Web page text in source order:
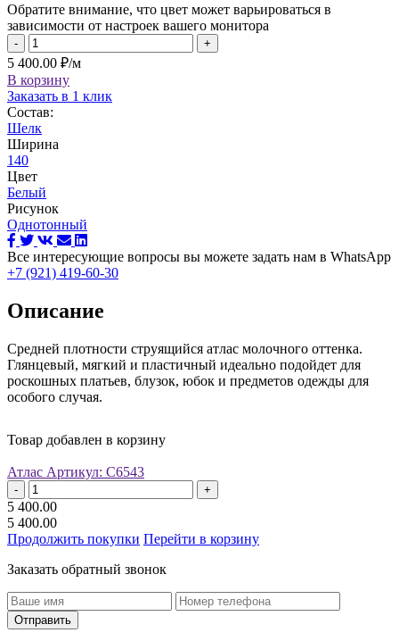
Обратите внимание, что цвет может варьироваться в
зависимости от настроек вашего монитора
- +
5 400.00 ₽/м
В корзину
Заказать в 1 клик
Состав:
Шелк
Ширина
140
Цвет
Белый
Рисунок
Однотонный
Все интересующие вопросы вы можете задать нам в WhatsApp
+7 (921) 419-60-30
Описание
Средней плотности струящийся атлас молочного оттенка.
Глянцевый, мягкий и пластичный идеально подойдет для
роскошных платьев, блузок, юбок и предметов одежды для
особого случая.
Товар добавлен в корзину
Атлас Артикул: С6543
- +
5 400.00
5 400.00
Продолжить покупки Перейти в корзину
Заказать обратный звонок
Отправить